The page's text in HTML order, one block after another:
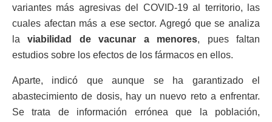
variantes más agresivas del COVID-19 al territorio, las
cuales afectan más a ese sector. Agregó que se analiza
la viabilidad de vacunar a menores, pues faltan
estudios sobre los efectos de los fármacos en ellos.
Aparte, indicó que aunque se ha garantizado el
abastecimiento de dosis, hay un nuevo reto a enfrentar.
Se trata de información errónea que la población,